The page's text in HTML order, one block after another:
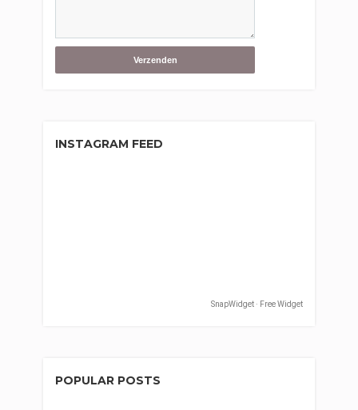
INSTAGRAM FEED
SnapWidget · Free Widget
POPULAR POSTS